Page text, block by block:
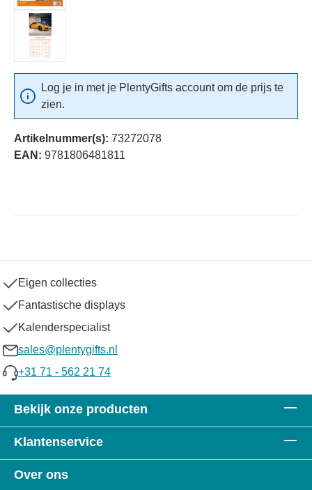
Log je in met je PlentyGifts account om de prijs te
zien.
Artikelnummer(s): 73272078
EAN: 9781806481811
Eigen collecties
Fantastische displays
Kalenderspecialist
sales@plentygifts.nl
+31 71 - 562 21 74
Bekijk onze producten
Klantenservice
Over ons